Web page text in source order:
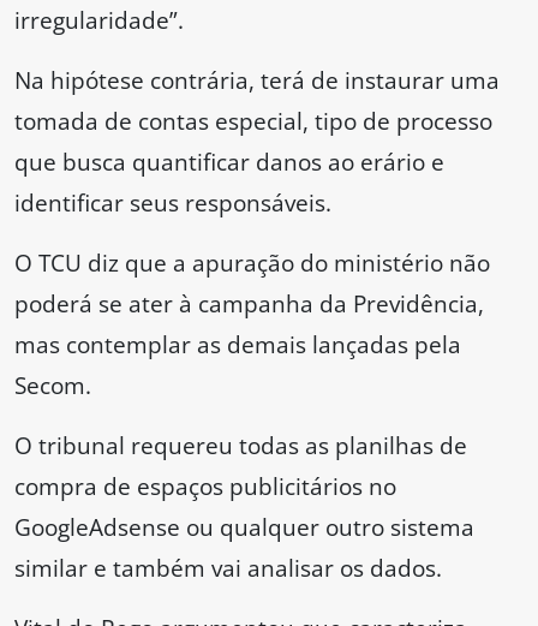
irregularidade”.
Na hipótese contrária, terá de instaurar uma
tomada de contas especial, tipo de processo
que busca quantificar danos ao erário e
identificar seus responsáveis.
O TCU diz que a apuração do ministério não
poderá se ater à campanha da Previdência,
mas contemplar as demais lançadas pela
Secom.
O tribunal requereu todas as planilhas de
compra de espaços publicitários no
GoogleAdsense ou qualquer outro sistema
similar e também vai analisar os dados.